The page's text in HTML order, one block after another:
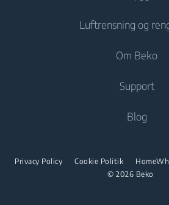
Frysere
Madlavning
Fritstående
Indbyggede
Vaskemaskiner
Fritstående
Vaske og
Fritstående vaske og
Tørretumblere
Køling
Indbyggede køle-/
Madlavning
Indbygningsovne
Indbyggede
Luftrensning og
Robotstøvsugere
Om Beko
About Beko
Support
Blog
© 2026 Beko
Privacy Policy Cookie Politik